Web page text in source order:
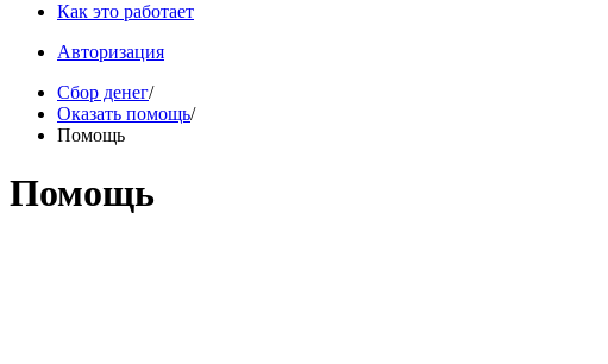
Как это работает
Авторизация
Сбор денег/
Оказать помощь/
Помощь
Помощь